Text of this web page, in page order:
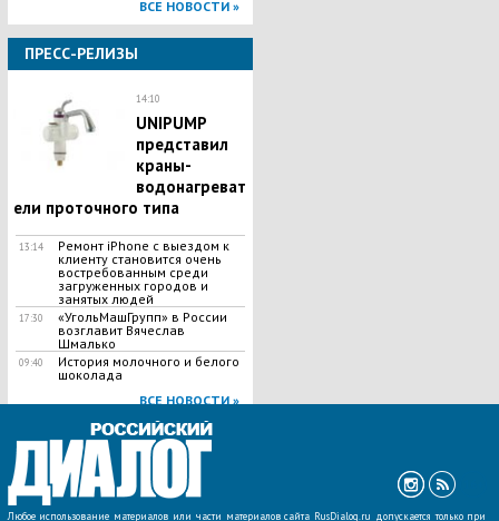
ВСЕ НОВОСТИ »
ПРЕСС-РЕЛИЗЫ
14:10
UNIPUMP
представил
краны-
водонагреват
ели проточного типа
13:14
Ремонт iPhone с выездом к
клиенту становится очень
востребованным среди
загруженных городов и
занятых людей
17:30
«УгольМашГрупп» в России
возглавит Вячеслав
Шмалько
09:40
История молочного и белого
шоколада
ВСЕ НОВОСТИ »
Любое использование материалов или части материалов сайта RusDialog.ru допускается только при